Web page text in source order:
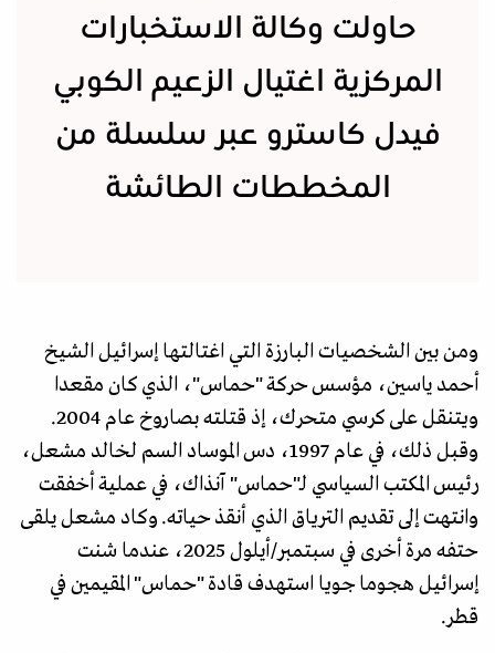
حاولت وكالة الاستخبارات
المركزية اغتيال الزعيم الكوبي
فيدل كاسترو عبر سلسلة من
المخططات الطائشة
ومن بين الشخصيات البارزة التي اغتالتها إسرائيل الشيخ
أحمد ياسين، مؤسس حركة "حماس"، الذي كان مقعدا
ويتنقل على كرسي متحرك، إذ قتلته بصاروخ عام 2004.
وقبل ذلك، في عام 1997، دس الموساد السم لخالد مشعل،
رئيس المكتب السياسي لـ"حماس" آنذاك، في عملية أخفقت
وانتهت إلى تقديم الترياق الذي أنقذ حياته. وكاد مشعل يلقى
حتفه مرة أخرى في سبتمبر/أيلول 2025، عندما شنت
إسرائيل هجوما جويا استهدف قادة "حماس" المقيمين في
قطر.